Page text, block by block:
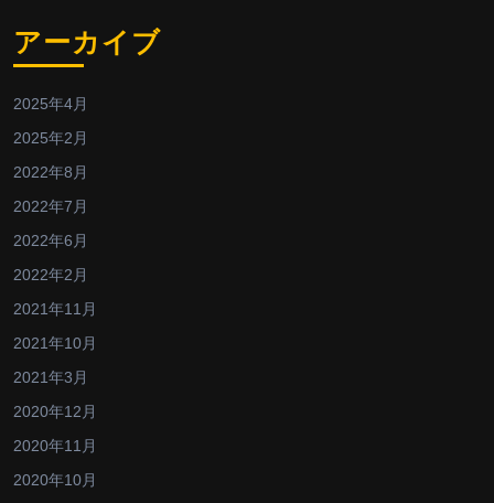
アーカイブ
2025年4月
2025年2月
2022年8月
2022年7月
2022年6月
2022年2月
2021年11月
2021年10月
2021年3月
2020年12月
2020年11月
2020年10月